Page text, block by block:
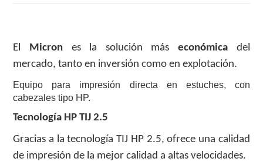
El Micron es la solución máseconómica del
mercado, tanto en inversión como en explotación.
Equipo para impresión directa en estuches, con
cabezales tipo HP.
Tecnología HP TIJ 2.5
Gracias a la tecnología TIJ HP 2.5, ofrece una calidad
de impresión de la mejor calidad a altas velocidades.